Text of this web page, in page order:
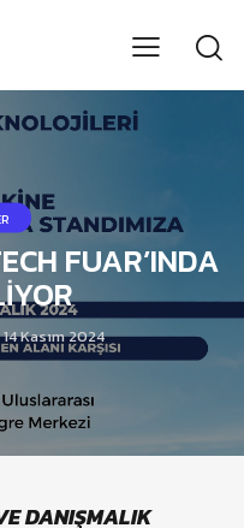
FUAR’INDA
14 Kasım 2024
DANIŞMALIK